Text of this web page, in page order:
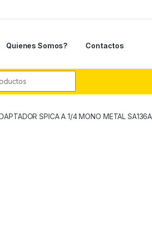
Quienes Somos? Contactos
SPICA A 1/4 MONO METAL SA136A